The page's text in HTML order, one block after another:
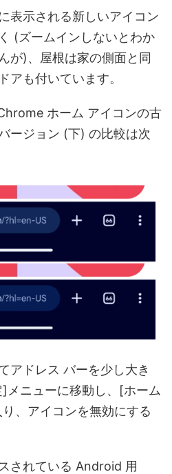
表示される新しいアイコン
(ズームインしないとわか
が)、屋根は家の側面と同
アも付いています。
ホーム アイコンの古
ージョン (下) の比較は次
アドレス バーを少し大き
メニューに移動し、[ホーム
、アイコンを無効にする
されている Android 用